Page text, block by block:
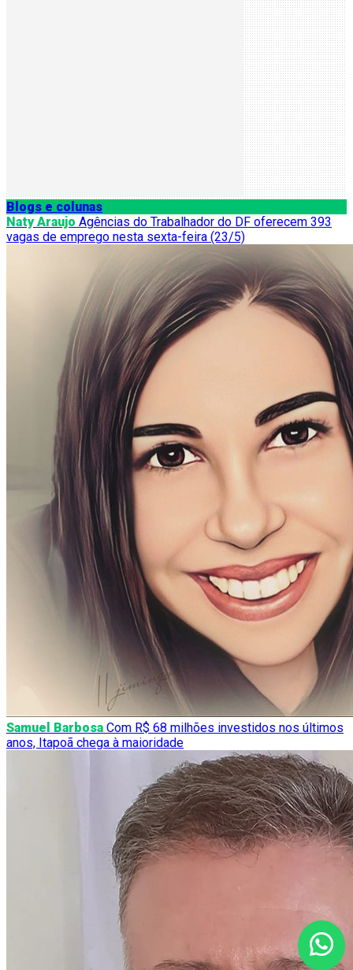
Blogs e colunas
Naty Araujo Agências do Trabalhador do DF oferecem 393
vagas de emprego nesta sexta-feira (23/5)
Samuel Barbosa Com R$ 68 milhões investidos nos últimos
anos, Itapoã chega à maioridade